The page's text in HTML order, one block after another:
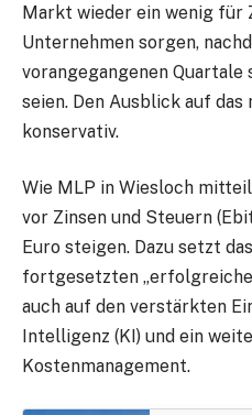
Markt wieder ein wenig für
Unternehmen sorgen,
vorangegangenen
seien. Den Ausblick auf
konservativ.
Wie MLP in Wiesloch
vor Zinsen und Steuern
Euro steigen. Dazu setzt
fortgesetzten
auch auf den verstärkten
Intelligenz (KI) und ein
Kostenmanagement.